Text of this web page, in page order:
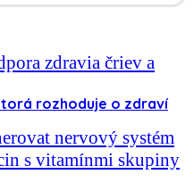
rozhoduje o zdraví